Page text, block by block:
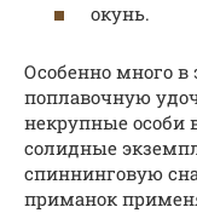
окунь.
Особенно много в
поплавочную
некрупные особи
солидные
спиннинговую
приманок